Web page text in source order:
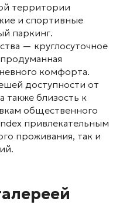
территории
и спортивные
паркинг.
— круглосуточное
комфорта.
доступности от
также близость к
общественного
привлекательным
проживания, так и
.